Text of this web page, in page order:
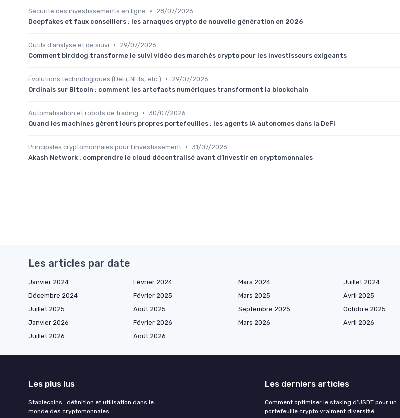
Sécurité des investissements en ligne •
28/07/2026
Deepfakes et faux conseillers : les arnaques crypto de nouvelle génération en 2026
Outils d'analyse et de suivi •
29/07/2026
Comment birddog transforme le suivi vidéo des marchés crypto pour les investisseurs exigeants
Évolutions technologiques (DeFi, NFTs, etc.) •
29/07/2026
Ordinals sur Bitcoin : comment les artefacts numériques transforment la blockchain
Automatisation et robots de trading • 30/07/2026
Quand les machines gèrent leurs propres portefeuilles : les agents IA autonomes dans la DeFi
Principales cryptomonnaies pour l'investissement • 31/07/2026
Akash Network : comprendre le cloud décentralisé avant d’investir en cryptomonnaies
Les articles par date
Janvier 2024 Février 2024 Mars 2024 Juillet 2024
Décembre 2024
Février 2025 Mars 2025 Avril 2025
Juillet 2025
Août 2025 Septembre 2025 Octobre 2025
Janvier 2026
Février 2026 Mars 2026 Avril 2026
Juillet 2026
Août 2026
Les plus lus
Stablecoins : définition et utilisation dans le
monde des cryptomonnaies
Les derniers articles
Comment optimiser le staking d’USDT pour un
portefeuille crypto vraiment diversifié